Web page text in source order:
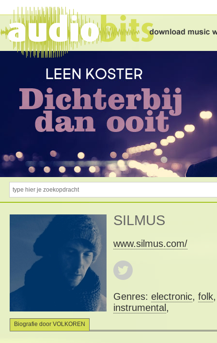
SILMUS
www.silmus.com/
Genres: electronic, folk
instrumental ,
Biografie door VOLKOREN